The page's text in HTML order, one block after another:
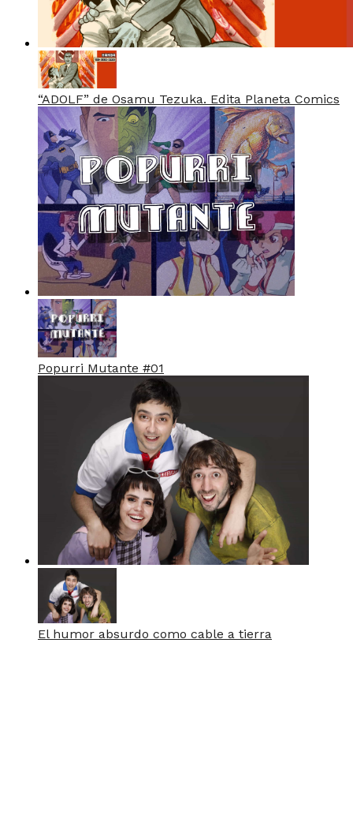
“ADOLF” de Osamu Tezuka. Edita Planeta Comics
Popurri Mutante #01
El humor absurdo como cable a tierra